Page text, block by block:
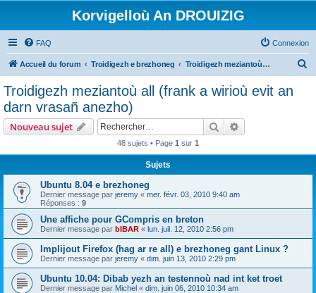
Korvigelloù An DROUIZIG
FAQ Connexion
Accueil du forum Troidigezh e brezhoneg Troidigezh meziantoù all (frank a wirioù evit an darn vrasañ anezho)
Troidigezh meziantoù all (frank a wirioù evit an
darn vrasañ anezho)
Nouveau sujet Rechercher
48 sujets • Page 1 sur 1
Sujets
Ubuntu 8.04 e brezhoneg
Dernier message par jeremy « mer. févr. 03, 2010 9:40 am
Réponses : 9
Une affiche pour GCompris en breton
Dernier message par bIBAR « lun. juil. 12, 2010 2:56 pm
Implijout Firefox (hag ar re all) e brezhoneg gant Linux ?
Dernier message par jeremy « dim. juin 13, 2010 2:29 pm
Ubuntu 10.04: Dibab yezh an testennoù nad int ket troet
Dernier message par Michel « dim. juin 06, 2010 10:34 am